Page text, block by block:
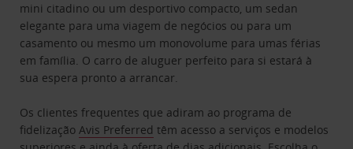
mini citadino ou um desportivo compacto, um sedan
elegante para uma viagem de negócios ou para um
casamento ou mesmo um monovolume para umas férias
em família. O carro de aluguer perfeito para si estará à
sua espera pronto a arrancar.
Os clientes frequentes que adiram ao programa de
fidelizaçãoAvis Preferred têm acesso a serviços e modelos